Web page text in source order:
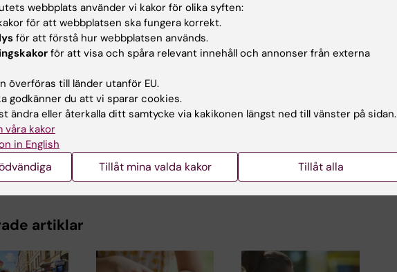
Doktorand
av:
2018-11-14
artiklar
webbplats använder vi kakor för olika syften:
för att webbplatsen ska fungera korrekt.
för att förstå hur webbplatsen används.
för att visa och spåra relevant innehåll och annonser från externa
överföras till länder utanför EU.
godkänner du att vi sparar cookies.
ändra eller återkalla ditt samtycke via kakikonen längst ned till vänster på sidan.
våra kakor
in English
Tillåt mina valda kakor Tillåt alla